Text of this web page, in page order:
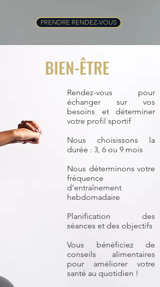
PRENDRE RENDEZ-VOUS
BIEN-ÊTRE
Rendez-vous pour
échanger sur vos
besoins et déterminer
votre profil sportif
Nous choisissons la
durée : 3, 6 ou 9 mois
Nous déterminons votre
fréquence
d’entraînement
hebdomadaire
Planification des
séances et des objectifs
Vous bénéficiez de
conseils alimentaires
pour améliorer votre
santé au quotidien !